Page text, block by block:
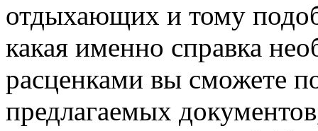
отдыхающих и тому
какая именно справка
расценками вы сможете
предлагаемых